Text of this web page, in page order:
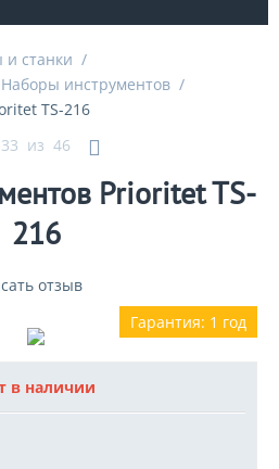
станки /
Наборы инструментов /
TS-216
33 из 46
Prioritet TS-
216
отзыв
Гарантия: 1 год
в наличии